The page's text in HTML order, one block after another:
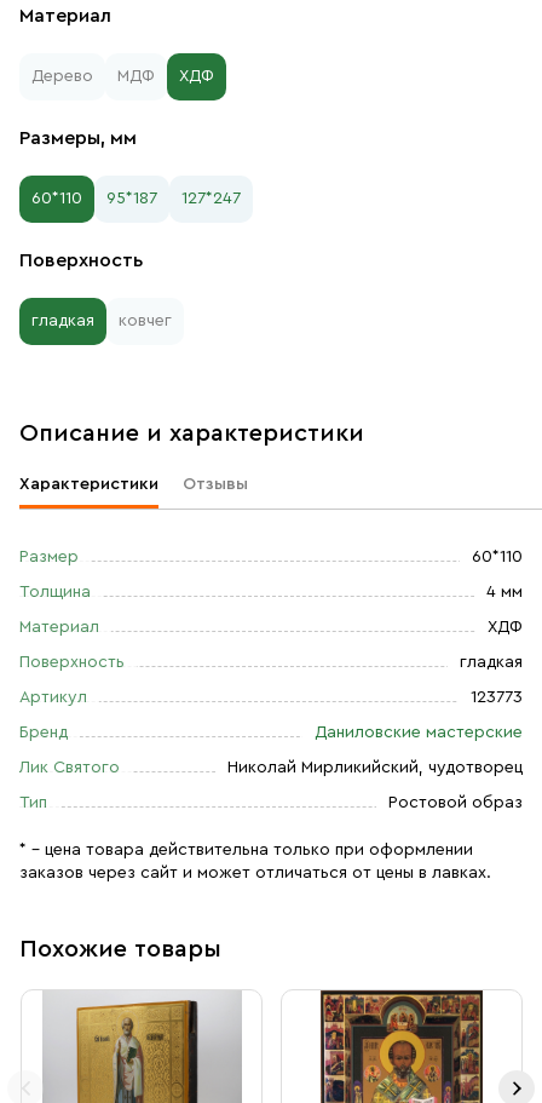
Материал
Дерево МДФ ХДФ
Размеры, мм
60*110 95*187 127*247
Поверхность
гладкая ковчег
Описание и характеристики
Характеристики Отзывы
Размер 60*110
Толщина 4 мм
Материал ХДФ
Поверхность гладкая
Артикул 123773
Бренд Даниловские мастерские
Лик Святого Николай Мирликийский, чудотворец
Тип Ростовой образ
* – цена товара действительна только при оформлении
заказов через сайт и может отличаться от цены в лавках.
Похожие товары